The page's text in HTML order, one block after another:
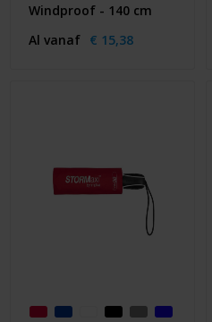
Windproof - 140 cm
Al vanaf € 15,38